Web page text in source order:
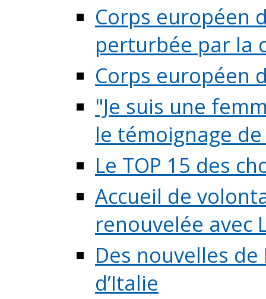
Corps européen
perturbée par la
Corps européen
"Je suis une
le témoignage de
Le TOP 15 des
Accueil de
renouvelée avec
Des nouvelles
d’Italie